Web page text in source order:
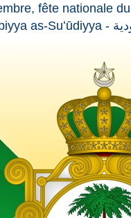
fête nationale